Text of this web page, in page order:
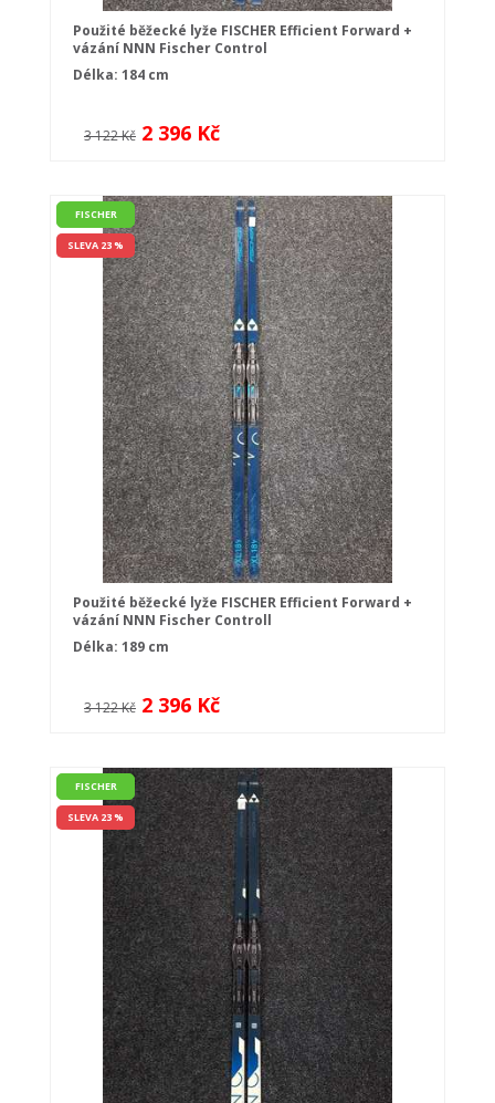
Použité běžecké lyže FISCHER Efficient Forward +
vázání NNN Fischer Control
Délka: 184 cm
3 122 Kč 2 396 Kč
FISCHER
SLEVA 23 %
Použité běžecké lyže FISCHER Efficient Forward +
vázání NNN Fischer Controll
Délka: 189 cm
3 122 Kč 2 396 Kč
FISCHER
SLEVA 23 %